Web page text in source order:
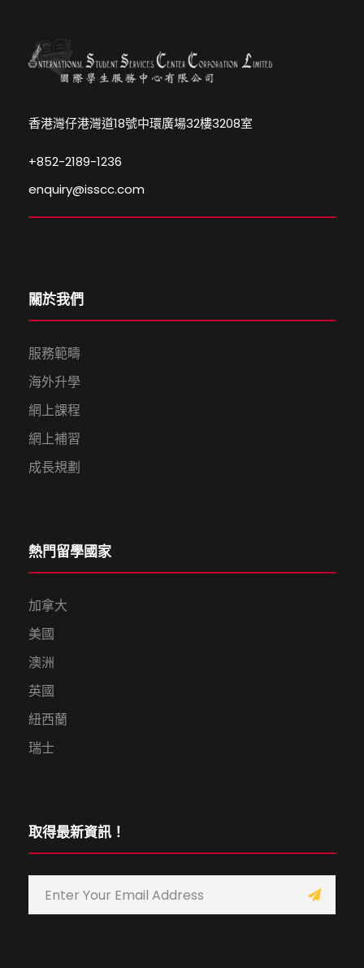
香港灣仔港灣道18號中環廣場32樓3208室
+852-2189-1236
enquiry@isscc.com
關於我們
服務範疇
海外升學
網上課程
網上補習
成長規劃
熱門留學國家
加拿大
美國
澳洲
英國
紐西蘭
瑞士
取得最新資訊！